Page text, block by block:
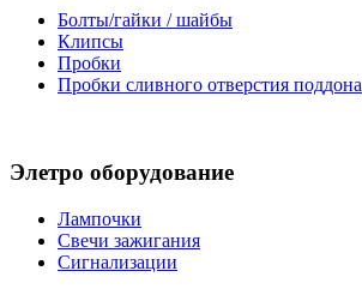
Болты/гайки / шайбы
Клипсы
Пробки
Пробки сливного отверстия поддона
Элетро оборудование
Лампочки
Свечи зажигания
Сигнализации